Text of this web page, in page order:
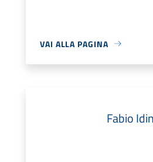
VAI ALLA PAGINA
Fabio